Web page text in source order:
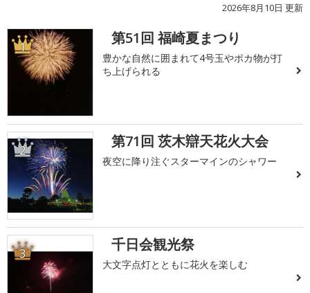
2026年8月10日 更新
1 第51回 福崎夏まつり
豊かな自然に囲まれて4号玉やポカ物が打
ち上げられる
2 第71回 茨木辯天花火大会
夜空に降り注ぐスターマインのシャワー
3 千日会観光祭
大文字点灯とともに花火を楽しむ